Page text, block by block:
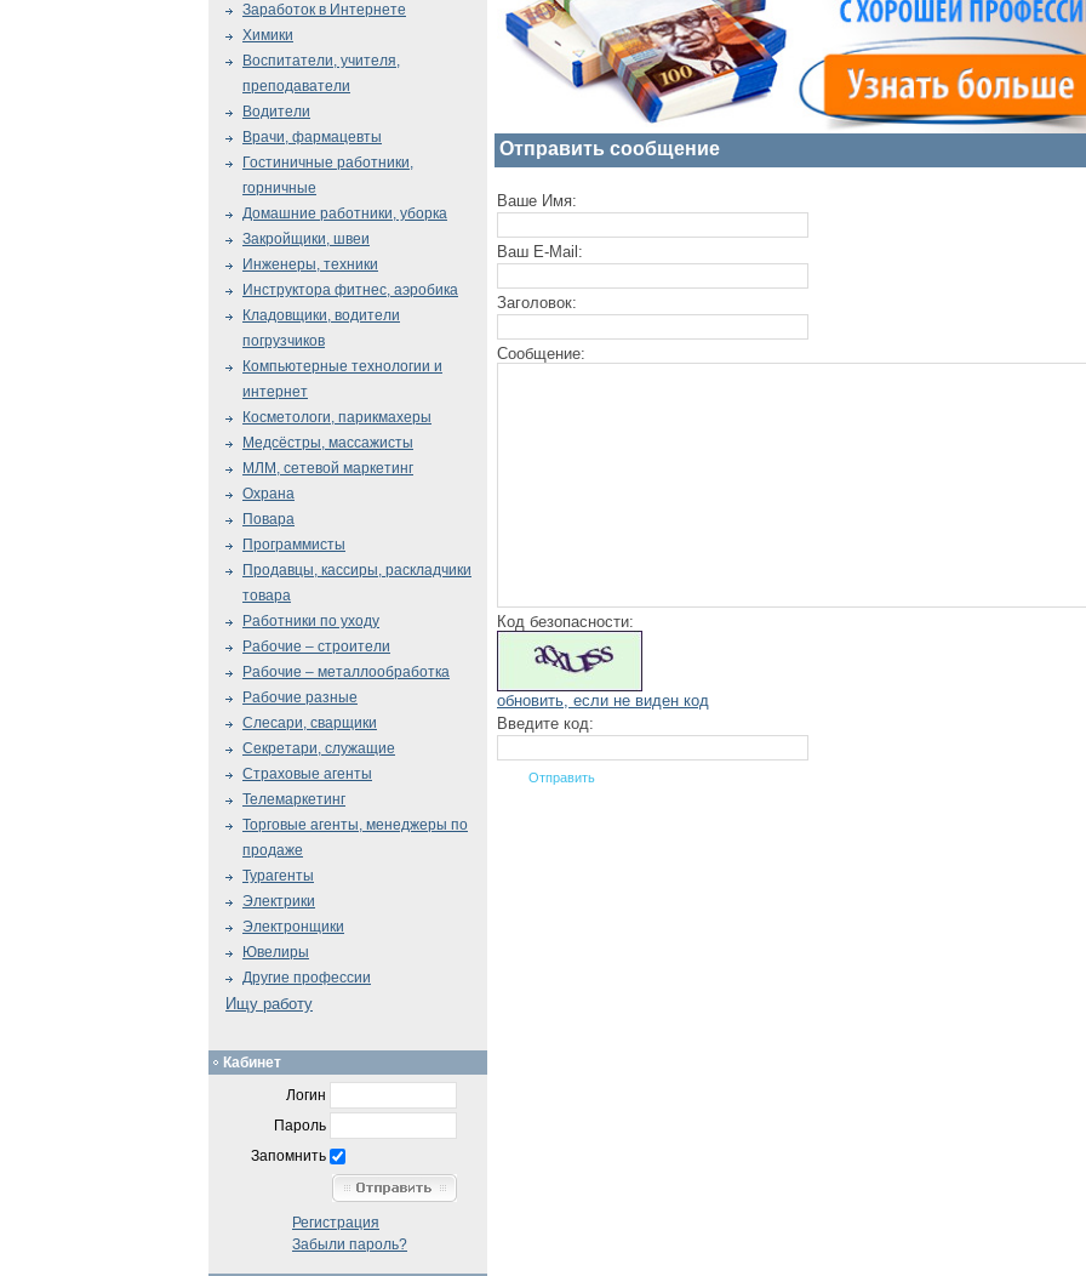
Отправить сообщение
Ваше Имя:
Ваш E-Mail:
Заголовок:
Сообщение:
Код безопасности:
обновить, если не виден код
Введите код:
Заработок в Интернете
Химики
Воспитатели, учителя,
преподаватели
Водители
Врачи, фармацевты
Гостиничные работники,
горничные
Домашние работники, уборка
Закройщики, швеи
Инженеры, техники
Инструктора фитнес, аэробика
Кладовщики, водители
погрузчиков
Компьютерные технологии и
интернет
Косметологи, парикмахеры
Медсёстры, массажисты
МЛМ, сетевой маркетинг
Охрана
Повара
Программисты
Продавцы, кассиры, раскладчики
товара
Работники по уходу
Рабочие – строители
Рабочие – металлообработка
Рабочие разные
Слесари, сварщики
Секретари, служащие
Страховые агенты
Телемаркетинг
Торговые агенты, менеджеры по
продаже
Турагенты
Электрики
Электронщики
Ювелиры
Другие профессии
Ищу работу
Кабинет
Логин
Пароль
Запомнить
Регистрация
Забыли пароль?